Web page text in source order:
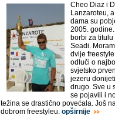
Cheo Diaz i
Lanzaroteu,
dama su
2005.
borbi za
Seadi.
dvije
odluči o
svjetsko
jezeru
drugo. Sve u
se pojavili i
težina se drastično povećala. Još
dobrom freestyleu. opširnije